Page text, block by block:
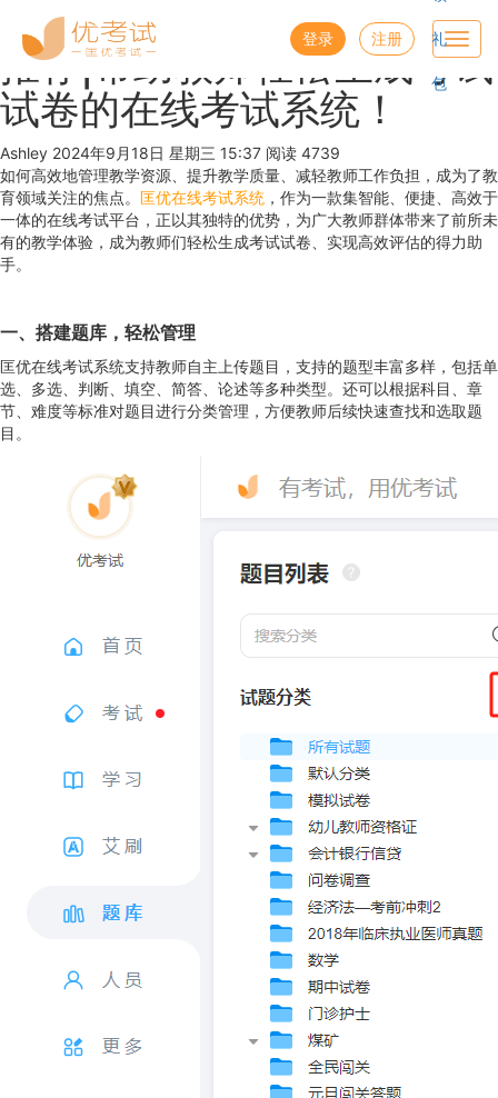
登录 注册 礼
包
推荐|帮助教师轻松生成考试
试卷的在线考试系统！
Ashley 2024年9月18日 星期三 15:37 阅读 4739
如何高效地管理教学资源、提升教学质量、减轻教师工作负担，成为了教
育领域关注的焦点。 匡优在线考试系统 ，作为一款集智能、便捷、高效于
一体的在线考试平台，正以其独特的优势，为广大教师群体带来了前所未
有的教学体验，成为教师们轻松生成考试试卷、实现高效评估的得力助
手。
一、 搭建题库，轻松管理
匡优在线考试系统支持教师自主上传题目，支持的题型丰富多样，包括单
选、多选、判断、填空、简答、论述等多种类型。还可以根据科目、章
节、难度等标准对题目进行分类管理，方便教师后续快速查找和选取题
目。